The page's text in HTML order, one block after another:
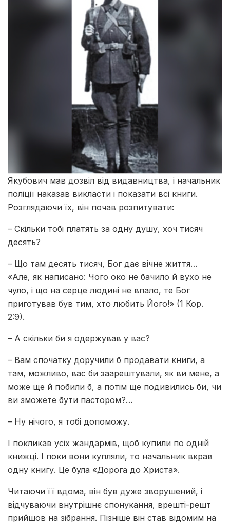
Якубович мав дозвіл від видавництва, і начальник
поліції наказав викласти і показати всі книги.
Розглядаючи їх, він почав розпитувати:
– Скільки тобі платять за одну душу, хоч тисяч
десять?
– Що там десять тисяч, Бог дає вічне життя…
«Але, як написано: Чого око не бачило й вухо не
чуло, і що на серце людині не впало, те Бог
приготував був тим, хто любить Його!» (1 Кор.
2:9).
– А скільки би я одержував у вас?
– Вам спочатку доручили б продавати книги, а
там, можливо, вас би заарештували, як ви мене, а
може ще й побили б, а потім ще подивились би, чи
ви зможете бути пастором?…
– Ну нічого, я тобі допоможу.
І покликав усіх жандармів, щоб купили по одній
книжці. І поки вони купляли, то начальник вкрав
одну книгу. Це була «Дорога до Христа».
Читаючи її вдома, він був дуже зворушений, і
відчуваючи внутрішнє спонукання, врешті-решт
прийшов на зібрання. Пізніше він став відомим на